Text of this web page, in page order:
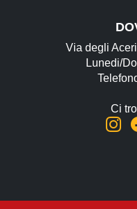
Via degli
Lunedi/
Ci